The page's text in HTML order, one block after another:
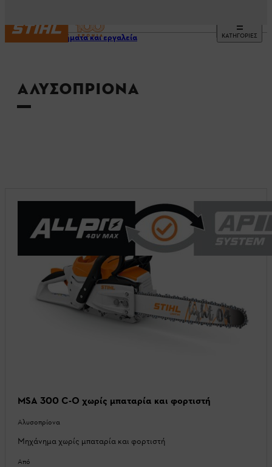
ΚΑΤΗΓΟΡΙΕΣ
Μηχανήματα και εργαλεία
ΑΛΥΣΟΠΡΊΟΝΑ
MSA 300 C-O χωρίς μπαταρία και φορτιστή
Αλυσοπρίονα
Μηχάνημα χωρίς μπαταρία και φορτιστή
Από